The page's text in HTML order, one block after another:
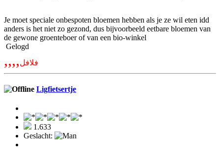
Je moet speciale onbespoten bloemen hebben als je ze wil eten idd
anders is het niet zo gezond, dus bijvoorbeeld eetbare bloemen van
de gewone groenteboer of van een bio-winkel
Gelogd
,,,,فلافل
Ligfietsertje
1.633
Geslacht: